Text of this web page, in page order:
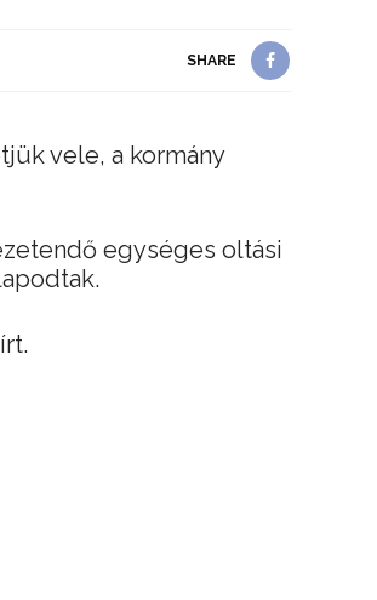
SHARE
vele, a kormány
egységes oltási